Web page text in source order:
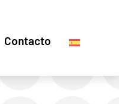
Contacto